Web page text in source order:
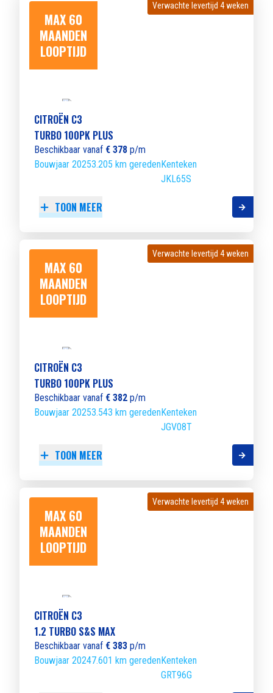
MAX 60
MAANDEN
LOOPTIJD
Verwachte levertijd 4 weken
Verwachte levertijd 4 weken
CITROËN C3
TURBO 100PK PLUS
Beschikbaar vanaf € 378 p/m
Bouwjaar 20253.205 km geredenKenteken
JKL65S
TOON MEER
MAX 60
MAANDEN
LOOPTIJD
Verwachte levertijd 4 weken
Verwachte levertijd 4 weken
CITROËN C3
TURBO 100PK PLUS
Beschikbaar vanaf € 382 p/m
Bouwjaar 20253.543 km geredenKenteken
JGV08T
TOON MEER
MAX 60
MAANDEN
LOOPTIJD
Verwachte levertijd 4 weken
Verwachte levertijd 4 weken
CITROËN C3
1.2 TURBO S&S MAX
Beschikbaar vanaf € 383 p/m
Bouwjaar 20247.601 km geredenKenteken
GRT96G